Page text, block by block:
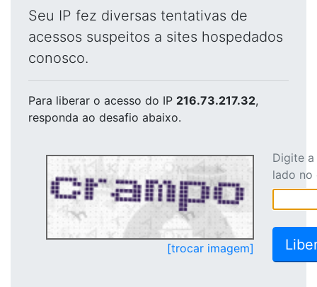
Seu IP fez diversas tentativas de
acessos suspeitos a sites hospedados
conosco.
Para liberar o acesso do IP 216.73.217.32,
responda ao desafio abaixo.
[trocar imagem]
Digite
lado no